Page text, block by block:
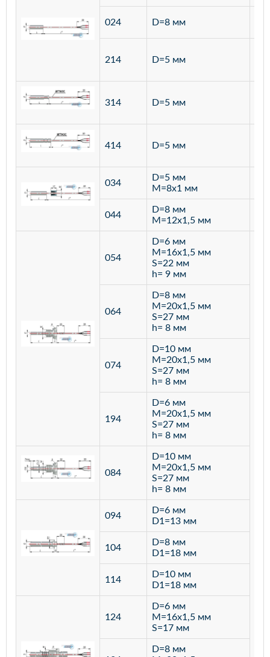
024 D=8 мм
214 D=5 мм
314 D=5 мм
414 D=5 мм
034
D=5 мм
M=8х1 мм
044
D=8 мм
M=12х1,5 мм
054
D=6 мм
M=16х1,5 мм
S=22 мм
h= 9 мм
064
D=8 мм
M=20х1,5 мм
S=27 мм
h= 8 мм
074
D=10 мм
M=20х1,5 мм
S=27 мм
h= 8 мм
194
D=6 мм
M=20х1,5 мм
S=27 мм
h= 8 мм
084
D=10 мм
M=20х1,5 мм
S=27 мм
h= 8 мм
094
D=6 мм
D1=13 мм
104
D=8 мм
D1=18 мм
114
D=10 мм
D1=18 мм
124
D=6 мм
M=16х1,5 мм
S=17 мм
D=8 мм